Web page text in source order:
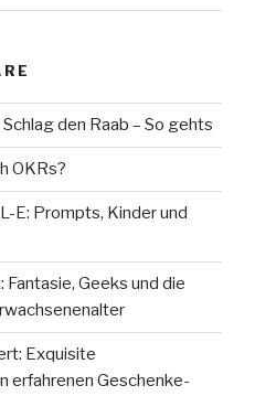
den Raab – So gehts
OKRs?
E: Prompts, Kinder und
Geeks und die
Exquisite
erfahrenen Geschenke-